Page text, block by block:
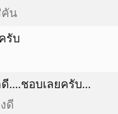
คัน
รับ
....ชอบเลยครับ...
ดี